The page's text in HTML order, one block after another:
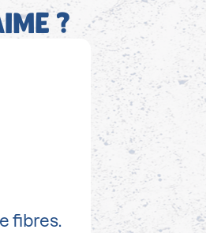
?
fibres.